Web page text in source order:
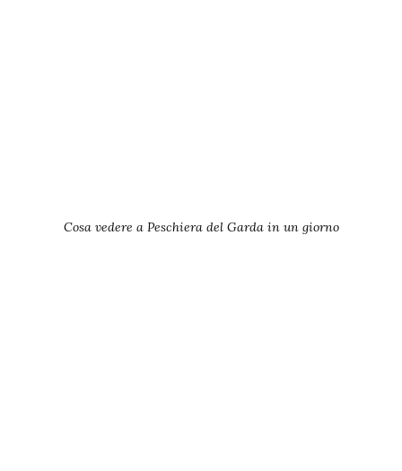
Cosa vedere a Peschiera del Garda in un giorno